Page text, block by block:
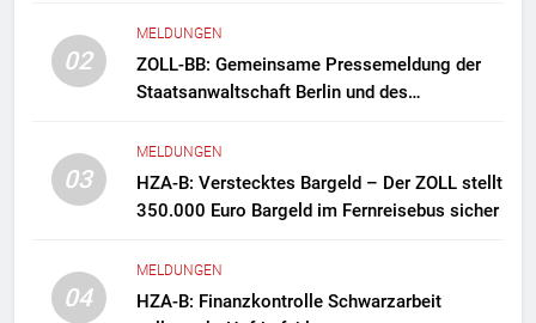
02
MELDUNGEN
ZOLL-BB: Gemeinsame Pressemeldung der
Staatsanwaltschaft Berlin und des
Zollfahndung hebt mutmaßliches
Drogenlabor aus
03
MELDUNGEN
HZA-B: Verstecktes Bargeld – Der ZOLL stellt
350.000 Euro Bargeld im Fernreisebus sicher
04
MELDUNGEN
HZA-B: Finanzkontrolle Schwarzarbeit